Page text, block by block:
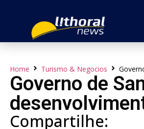
Home Turismo & Negocios
Governo de
Compartilhe: